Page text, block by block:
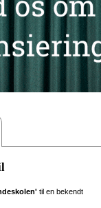
til en bekendt